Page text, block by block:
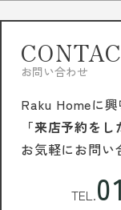
お問い合わせ
Raku Homeに興
「来店予約を
お気軽にお問い
TEL.